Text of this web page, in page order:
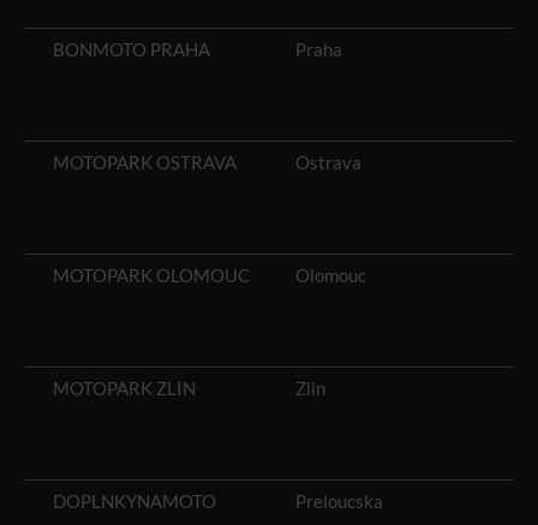
BONMOTO PRAHA Praha
MOTOPARK OSTRAVA Ostrava
MOTOPARK OLOMOUC Olomouc
MOTOPARK ZLIN Zlin
DOPLNKYNAMOTO Preloucska